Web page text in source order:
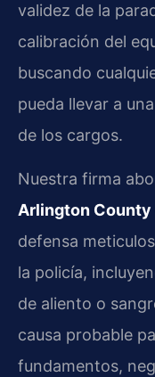
validez de la
calibración del
buscando
pueda llevar a
de los cargos.
Nuestra firma
Arlington
defensa
la policía,
de aliento o
causa probable
fundamentos,